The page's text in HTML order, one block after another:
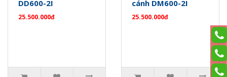
DD600-2I
25.500.000đ
cánh DM600-2I
25.500.000đ